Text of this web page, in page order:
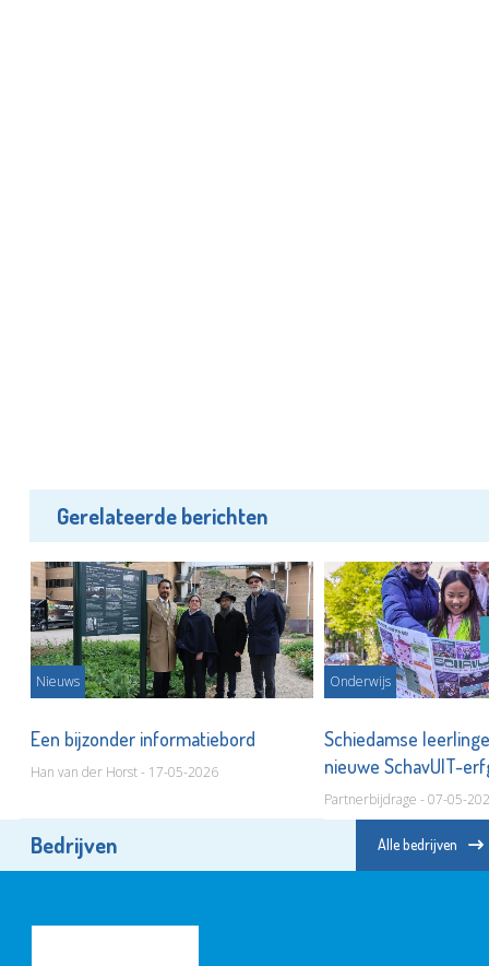
Gerelateerde berichten
Nieuws
Een bijzonder informatiebord
Han van der Horst - 17-05-2026
Onderwijs
Schiedamse
nieuwe SchavUIT-
Partnerbijdrage - 07-05-
Bedrijven Alle bedrijven